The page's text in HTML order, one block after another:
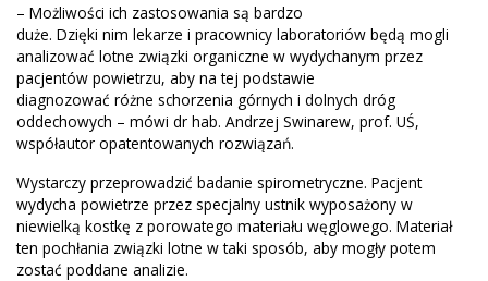
– Możliwości ich zastosowania są bardzo
duże. Dzięki nim lekarze i pracownicy laboratoriów będą mogli
analizować lotne związki organiczne w wydychanym przez
pacjentów powietrzu, aby na tej podstawie
diagnozować różne schorzenia górnych i dolnych dróg
oddechowych – mówi dr hab. Andrzej Swinarew, prof. UŚ,
współautor opatentowanych rozwiązań.
Wystarczy przeprowadzić badanie spirometryczne. Pacjent
wydycha powietrze przez specjalny ustnik wyposażony w
niewielką kostkę z porowatego materiału węglowego. Materiał
ten pochłania związki lotne w taki sposób, aby mogły potem
zostać poddane analizie.